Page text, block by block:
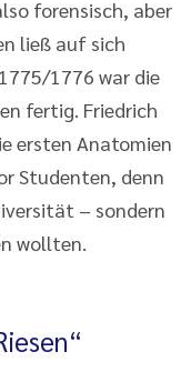
forensisch, aber
ließ auf sich
1776 war die
fertig. Friedrich
ersten Anatomien
Studenten, denn
– sondern
wollten.